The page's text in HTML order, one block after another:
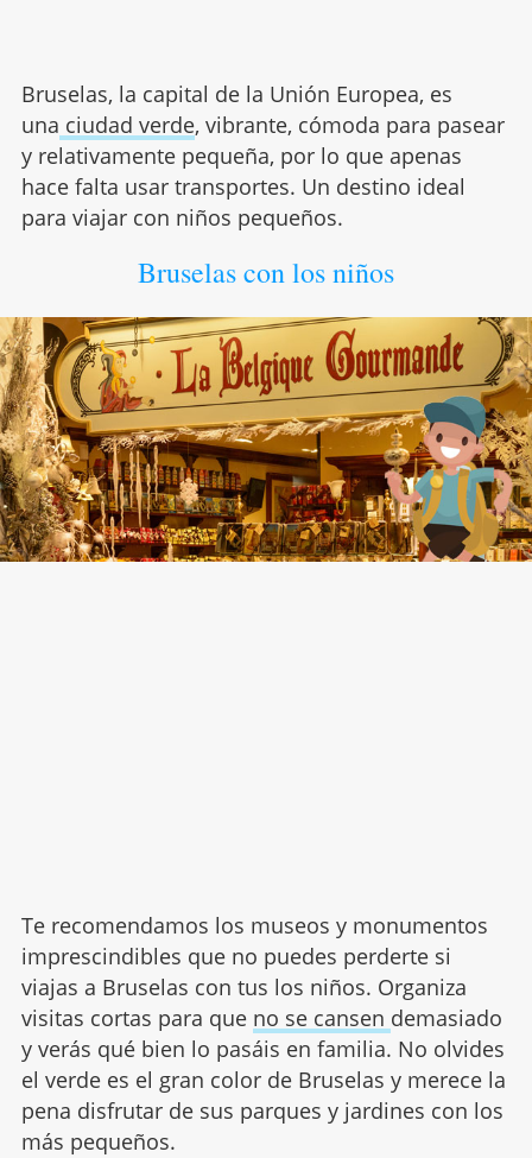
Bruselas, la capital de la Unión Europea, es
una ciudad verde, vibrante, cómoda para pasear
y relativamente pequeña, por lo que apenas
hace falta usar transportes. Un destino ideal
para viajar con niños pequeños.
Bruselas con los niños
Te recomendamos los museos y monumentos
imprescindibles que no puedes perderte si
viajas a Bruselas con tus los niños. Organiza
visitas cortas para que no se cansen demasiado
y verás qué bien lo pasáis en familia. No olvides
el verde es el gran color de Bruselas y merece la
pena disfrutar de sus parques y jardines con los
más pequeños.